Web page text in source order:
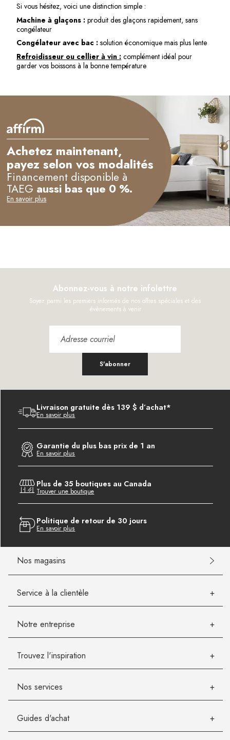
Si vous hésitez, voici une distinction simple :
Machine à glaçons : produit des glaçons rapidement, sans
congélateur
Congélateur avec bac : solution économique mais plus lente
Refroidisseur ou cellier à vin : complément idéal pour
garder vos boissons à la bonne température
Achetez maintenant,
payez selon vos modalités
Financement disponible à
TAEG aussi bas que 0 %.
En savoir plus
Abonnez-vous à notre infolettre
Soyez parmi les premiers informés de nos offres spéciales et des
évènements à venir
S'abonner
Livraison gratuite dès 139 $ d’achat*
En savoir plus
Garantie du plus bas prix de 1 an
En savoir plus
Plus de 35 boutiques au Canada
Trouver une boutique
Politique de retour de 30 jours
En savoir plus
Nos magasins
Service à la clientèle
Notre entreprise
Trouvez l'inspiration
Nos services
Guides d'achat